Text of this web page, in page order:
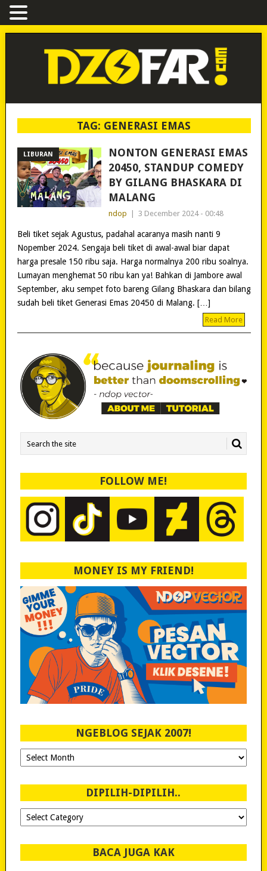
TAG: GENERASI EMAS
LIBURAN
NONTON GENERASI EMAS
20450, STANDUP COMEDY
BY GILANG BHASKARA DI
MALANG
ndop 3 December 2024 - 00:48
Beli tiket sejak Agustus, padahal acaranya masih nanti 9
Nopember 2024. Sengaja beli tiket di awal-awal biar dapat
harga presale 150 ribu saja. Harga normalnya 200 ribu soalnya.
Lumayan menghemat 50 ribu kan ya! Bahkan di Jambore awal
September, aku sempet foto bareng Gilang Bhaskara dan bilang
sudah beli tiket Generasi Emas 20450 di Malang. […]
Read More
FOLLOW ME!
MONEY IS MY FRIEND!
NGEBLOG SEJAK 2007!
Ngeblog
Sejak
DIPILIH-DIPILIH..
Dipilih-
dipilih..
BACA JUGA KAK